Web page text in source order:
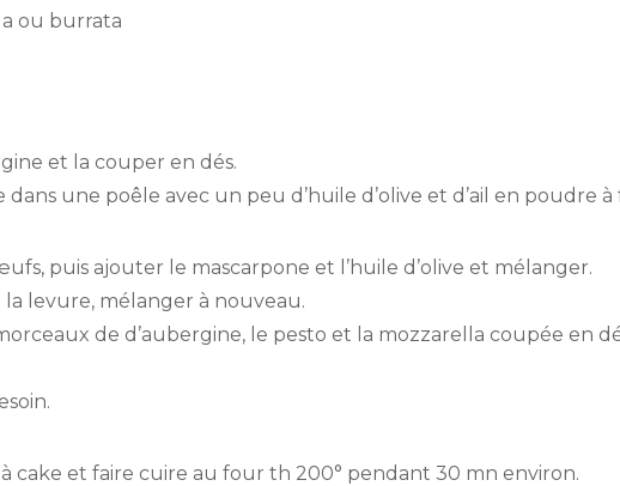
ou burrata
et la couper en dés.
dans une poêle avec un peu d’huile d’olive et d’ail en poudre
puis ajouter le mascarpone et l’huile d’olive et mélanger.
levure, mélanger à nouveau.
de d’aubergine, le pesto et la mozzarella coupée en
cake et faire cuire au four th 200° pendant 30 mn environ.